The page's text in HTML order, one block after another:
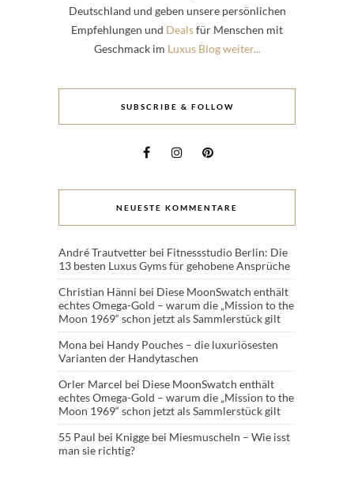
Deutschland und geben unsere persönlichen
Empfehlungen und Dealsfür Menschen mit
Geschmack im Luxus Blog weiter...
SUBSCRIBE & FOLLOW
NEUESTE KOMMENTARE
André Trautvetter bei Fitnessstudio Berlin: Die
13 besten Luxus Gyms für gehobene Ansprüche
Christian Hänni bei Diese MoonSwatch enthält
echtes Omega-Gold – warum die „Mission to the
Moon 1969“ schon jetzt als Sammlerstück gilt
Mona bei Handy Pouches – die luxuriösesten
Varianten der Handytaschen
Orler Marcel bei Diese MoonSwatch enthält
echtes Omega-Gold – warum die „Mission to the
Moon 1969“ schon jetzt als Sammlerstück gilt
55 Paul bei Knigge bei Miesmuscheln – Wie isst
man sie richtig?